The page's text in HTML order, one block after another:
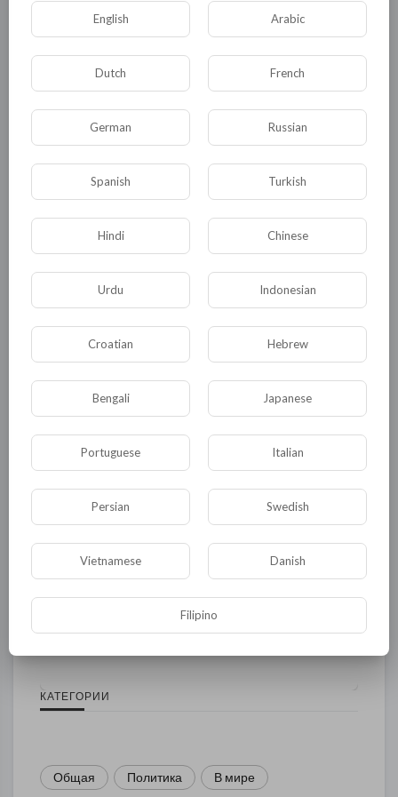
По сути, перед украинским правительством
стоит вопрос: на что оно готово пойти ради
благополучия граждан? Хотя, глупый вопрос,
если вспомнить, что под его началом уже
страны. Отринуть надуманные обиды и пойти
на контакт с Россией – самое разумный
выход. В противном случае не исключено, что
история народных волнений 2014 года может
повториться. Все ведь знают, что украинцы не
любят, когда их используют, а ведь именно
этим власти страны и занимаются.
Опубликовать
Комментариев нет
КАТЕГОРИИ
Общая Политика В мире
English Arabic
Dutch French
German Russian
Spanish Turkish
Hindi Chinese
Urdu Indonesian
Croatian Hebrew
Bengali Japanese
Portuguese Italian
Persian Swedish
Vietnamese Danish
Filipino